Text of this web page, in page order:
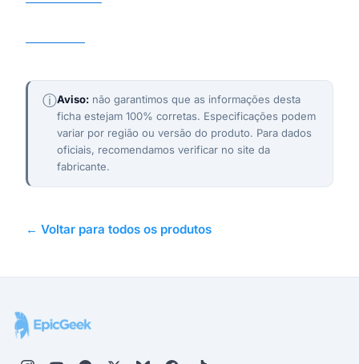
ⓘAviso:não garantimos que as informações desta
ficha estejam 100% corretas. Especificações podem
variar por região ou versão do produto. Para dados
oficiais, recomendamos verificar no site da
fabricante.
← Voltar para todos os produtos